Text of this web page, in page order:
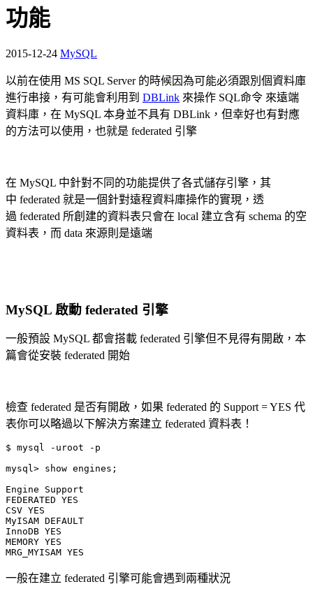
功能
2015-12-24 MySQL
以前在使用 MS SQL Server 的時候因為可能必須跟別個資料庫
進行串接，有可能會利用到 DBLink 來操作 SQL命令 來遠端
資料庫，在 MySQL 本身並不具有 DBLink，但幸好也有對應
的方法可以使用，也就是 federated 引擎
在 MySQL 中針對不同的功能提供了各式儲存引擎，其
中 federated 就是一個針對遠程資料庫操作的實現，透
過 federated 所創建的資料表只會在 local 建立含有 schema 的空
資料表，而 data 來源則是遠端
MySQL 啟動 federated 引擎
一般預設 MySQL 都會搭載 federated 引擎但不見得有開啟，本
篇會從安裝 federated 開始
檢查 federated 是否有開啟，如果 federated 的 Support = YES 代
表你可以略過以下解決方案建立 federated 資料表！
$ mysql -uroot -p
mysql> show engines;
Engine Support
FEDERATED YES
CSV YES
MyISAM DEFAULT
InnoDB YES
MEMORY YES
MRG_MYISAM YES
一般在建立 federated 引擎可能會遇到兩種狀況